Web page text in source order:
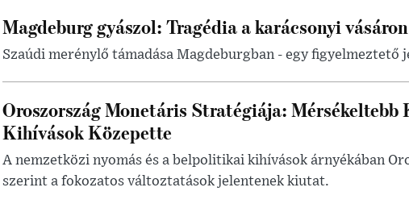
Magdeburg gyászol: Tragédia a karácsonyi vásáron
Szaúdi merénylő támadása Magdeburgban - egy figyelmeztető
Oroszország Monetáris Stratégiája:
Kihívások Közepette
A nemzetközi nyomás és a belpolitikai kihívások árnyékában
szerint a fokozatos változtatások jelentenek kiutat.